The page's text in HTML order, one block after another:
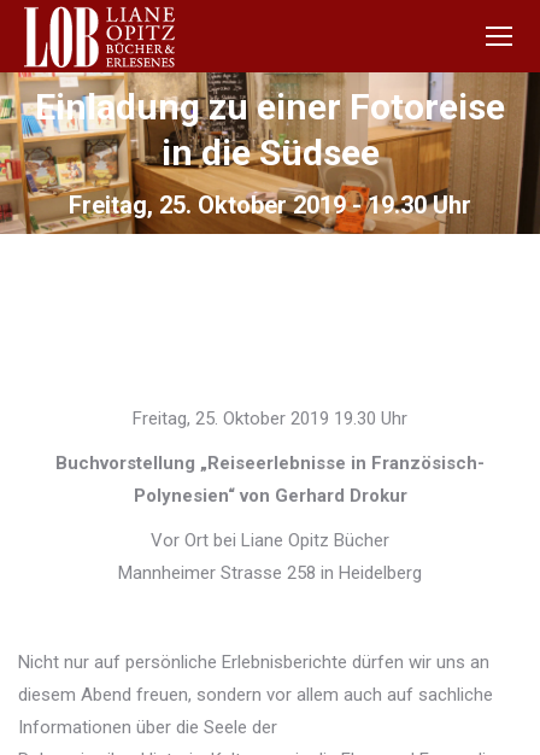
Einladung zu einer Fotoreise
in die Südsee
Freitag, 25. Oktober 2019 - 19.30 Uhr
Sie befinden sich hier:
Freitag, 25. Oktober 2019 19.30 Uhr
Buchvorstellung „Reiseerlebnisse in Französisch-
Polynesien“ von Gerhard Drokur
Vor Ort bei Liane Opitz Bücher
Mannheimer Strasse 258 in Heidelberg
Nicht nur auf persönliche Erlebnisberichte dürfen wir uns an
diesem Abend freuen, sondern vor allem auch auf sachliche
Informationen über die Seele der